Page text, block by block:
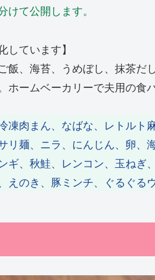
けて公開します。
しています】
飯、海苔、うめぼし、抹茶だ
ホームベーカリーで夫用の食
凍肉まん、なばな、レトルト
リ麺、ニラ、にんじん、卵、
ギ、秋鮭、レンコン、玉ねぎ
えのき、豚ミンチ、ぐるぐる